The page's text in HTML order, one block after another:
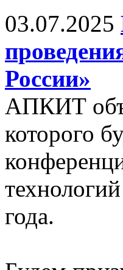
03.07.2025
России»
АПКИТ
которого
года.